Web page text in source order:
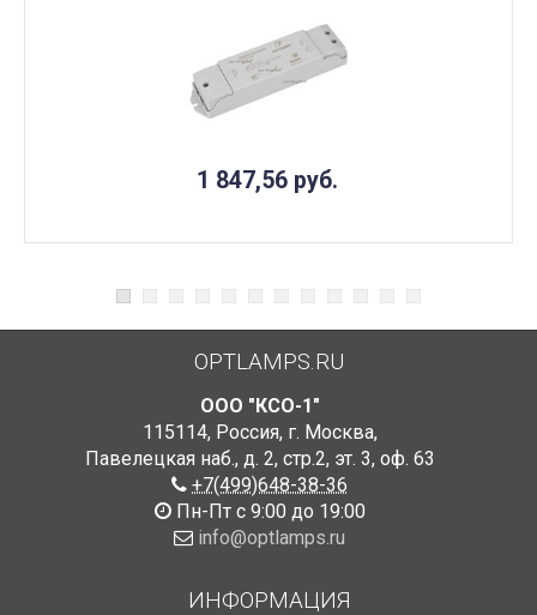
1 847,56 руб.
OPTLAMPS.RU
ООО "КСО-1"
115114, Россия, г. Москва,
Павелецкая наб., д. 2, стр.2, эт. 3, оф. 63
+7(499)648-38-36
Пн-Пт с 9:00 до 19:00
info@optlamps.ru
ИНФОРМАЦИЯ